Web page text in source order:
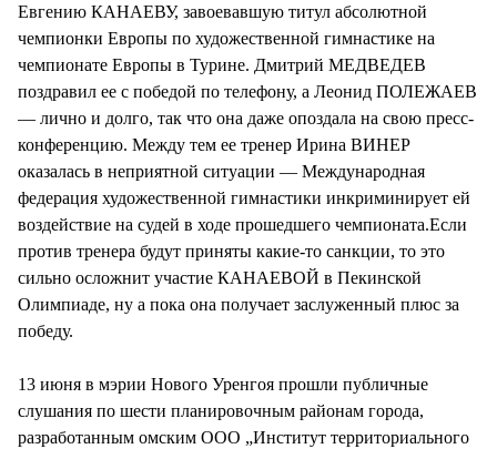
Евгению КАНАЕВУ, завоевавшую титул абсолютной
чемпионки Европы по художественной гимнастике на
чемпионате Европы в Турине. Дмитрий МЕДВЕДЕВ
поздравил ее с победой по телефону, а Леонид ПОЛЕЖАЕВ
— лично и долго, так что она даже опоздала на свою пресс-
конференцию. Между тем ее тренер Ирина ВИНЕР
оказалась в неприятной ситуации — Международная
федерация художественной гимнастики инкриминирует ей
воздействие на судей в ходе прошедшего чемпионата.Если
против тренера будут приняты какие-то санкции, то это
сильно осложнит участие КАНАЕВОЙ в Пекинской
Олимпиаде, ну а пока она получает заслуженный плюс за
победу.
13 июня в мэрии Нового Уренгоя прошли публичные
слушания по шести планировочным районам города,
разработанным омским ООО „Институт территориального